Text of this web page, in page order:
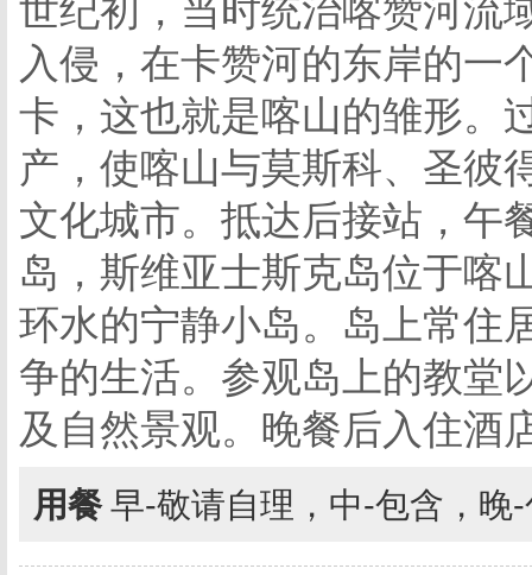
世纪初，当时统治喀赞河流
入侵，在卡赞河的东岸的一
卡，这也就是喀山的雏形。
产，使喀山与莫斯科、圣彼
文化城市。抵达后接站，午
岛，斯维亚士斯克岛位于喀
环水的宁静小岛。岛上常住
争的生活。参观岛上的教堂
及自然景观。晚餐后入住酒
用餐 早-敬请自理，中-包含，晚